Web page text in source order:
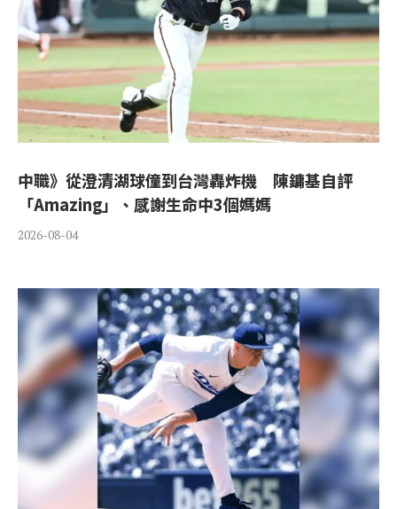
中職》從澄清湖球僮到台灣轟炸機 陳鏞基自評
「Amazing」、感謝生命中3個媽媽
2026-08-04